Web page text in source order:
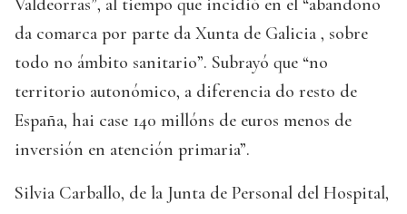
Valdeorras”, al tiempo que incidió en el “abandono
da comarca por parte da Xunta de Galicia , sobre
todo no ámbito sanitario”. Subrayó que “no
territorio autonómico, a diferencia do resto de
España, hai case 140 millóns de euros menos de
inversión en atención primaria”.
Silvia Carballo, de la Junta de Personal del Hospital,